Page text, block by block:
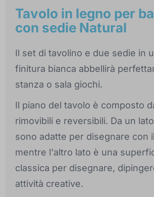
Tavolo in legno per
con sedie Natural
Il set di tavolino e due sedie in
finitura bianca abbellirà
stanza o sala giochi.
Il piano del tavolo è composto
rimovibili e reversibili. Da un
sono adatte per disegnare con
mentre l'altro lato è una
classica per disegnare,
attività creative.